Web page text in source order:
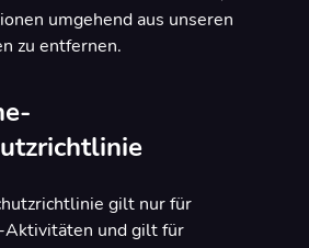
umgehend aus unseren
zu entfernen.
gilt nur für
Aktivitäten und gilt für